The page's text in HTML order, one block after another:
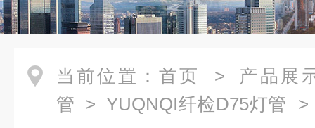
当前位置： 首页 > 产品展
管 > YUQNQI纤检D75灯管 >